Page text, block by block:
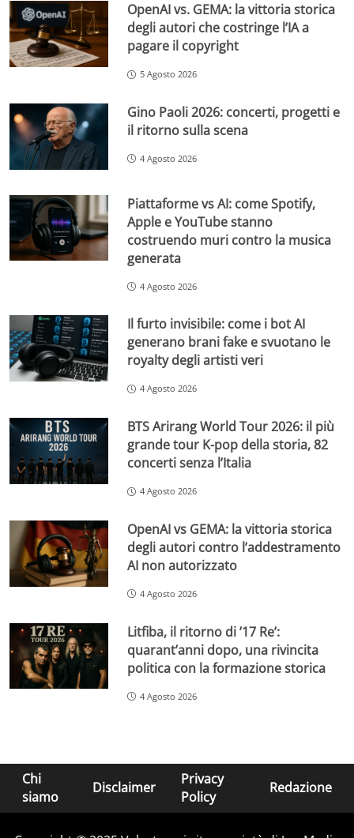
OpenAI vs. GEMA: la vittoria storica
degli autori che costringe l’IA a
pagare il copyright
5 Agosto 2026
Gino Paoli 2026: concerti, progetti e
il ritorno sulla scena
4 Agosto 2026
Piattaforme vs AI: come Spotify,
Apple e YouTube stanno
costruendo muri contro la musica
generata
4 Agosto 2026
Il furto invisibile: come i bot AI
generano brani fake e svuotano le
royalty degli artisti veri
4 Agosto 2026
BTS Arirang World Tour 2026: il più
grande tour K-pop della storia, 82
concerti senza l’Italia
4 Agosto 2026
OpenAI vs GEMA: la vittoria storica
degli autori contro l’addestramento
AI non autorizzato
4 Agosto 2026
Litfiba, il ritorno di ’17 Re’:
quarant’anni dopo, una rivincita
politica con la formazione storica
4 Agosto 2026
Chi
siamo
Disclaimer
Privacy
Policy
Redazione